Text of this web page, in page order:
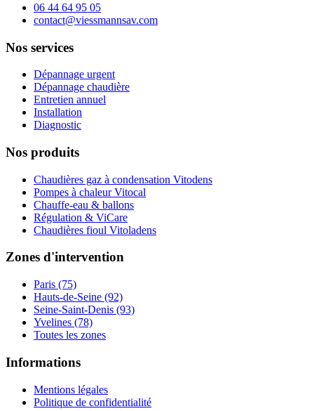
06 44 64 95 05
contact@viessmannsav.com
Nos services
Dépannage urgent
Dépannage chaudière
Entretien annuel
Installation
Diagnostic
Nos produits
Chaudières gaz à condensation Vitodens
Pompes à chaleur Vitocal
Chauffe-eau & ballons
Régulation & ViCare
Chaudières fioul Vitoladens
Zones d'intervention
Paris (75)
Hauts-de-Seine (92)
Seine-Saint-Denis (93)
Yvelines (78)
Toutes les zones
Informations
Mentions légales
Politique de confidentialité